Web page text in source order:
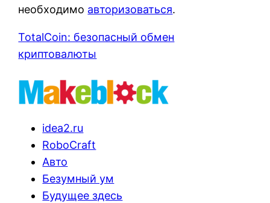
необходимо авторизоваться.
TotalCoin: безопасный обмен
криптовалюты
idea2.ru
RoboCraft
Авто
Безумный ум
Будущее здесь